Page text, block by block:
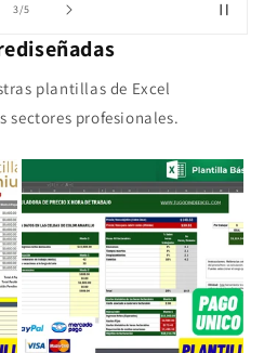
3/de
5
plantillas de Excel
sectores profesionales.